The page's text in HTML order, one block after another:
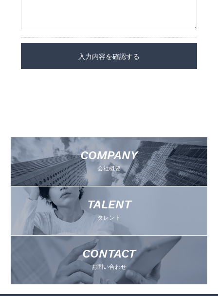
COMPANY
会社概要
TALENT
タレント
CONTACT
お問い合わせ